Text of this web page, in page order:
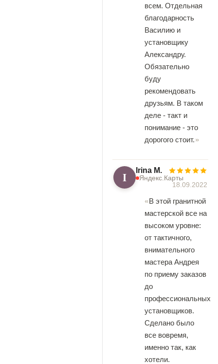
всем. Отдельная
благодарность
Василию и
установщику
Александру.
Обязательно
буду
рекомендовать
друзьям. В таком
деле - такт и
понимание - это
дорогого стоит.
I Irina M.
Яндекс.Карты
18.09.2022
В этой гранитной
мастерской все на
высоком уровне:
от тактичного,
внимательного
мастера Андрея
по приему заказов
до
профессиональных
установщиков.
Сделано было
все вовремя,
именно так, как
хотели.